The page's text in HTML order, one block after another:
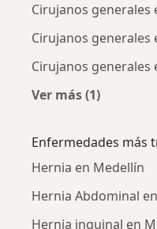
Cirujanos generales
Cirujanos generales
Cirujanos generales
Ver más (1)
Enfermedades más
Hernia en Medellín
Hernia Abdominal
Hernia inguinal en